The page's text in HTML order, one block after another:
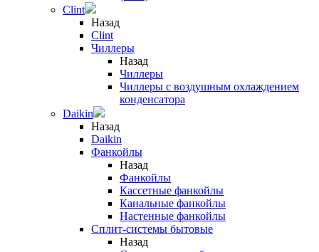
Clint
Назад
Clint
Чиллеры
Назад
Чиллеры
Чиллеры с воздушным охлаждением
конденсатора
Daikin
Назад
Daikin
Фанкойлы
Назад
Фанкойлы
Кассетные фанкойлы
Канальные фанкойлы
Настенные фанкойлы
Сплит-системы бытовые
Назад